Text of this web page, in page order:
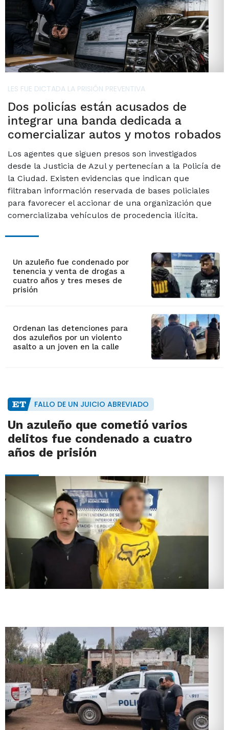
LES FUE DICTADA LA PRISIÓN PREVENTIVA
Dos policías están acusados de
integrar una banda dedicada a
comercializar autos y motos robados
Los agentes que siguen presos son investigados
desde la Justicia de Azul y pertenecían a la Policía de
la Ciudad. Existen evidencias que indican que
filtraban información reservada de bases policiales
para favorecer el accionar de una organización que
comercializaba vehículos de procedencia ilícita.
Un azuleño fue condenado por
tenencia y venta de drogas a
cuatro años y tres meses de
prisión
Ordenan las detenciones para
dos azuleños por un violento
asalto a un joven en la calle
FALLO DE UN JUICIO ABREVIADO
Un azuleño que cometió varios
delitos fue condenado a cuatro
años de prisión